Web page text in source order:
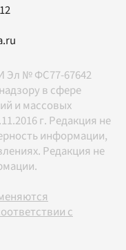
Эл № ФС77-67642
в сфере
и массовых
г. Редакция не
информации,
Редакция не
с